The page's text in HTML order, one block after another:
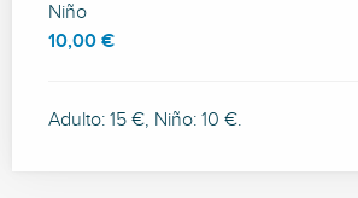
Niño
10,00 €
Adulto: 15 €, Niño: 10 €.